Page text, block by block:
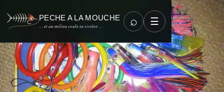
PECHE A LA MOUCHE
… et au milieu coule ta rivière … ⌕ ☰